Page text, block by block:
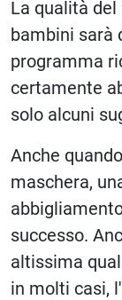
La qualità
bambini sarà
programma
certamente
solo alcuni
Anche
maschera,
successo.
altissima
in molti casi,